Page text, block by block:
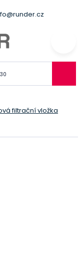
filtrační vložka